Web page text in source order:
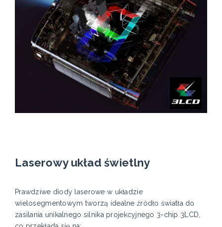
Laserowy układ świetlny
Prawdziwe diody laserowe w układzie
wielosegmentowym tworzą idealne źródło światła do
zasilania unikalnego silnika projekcyjnego 3-chip 3LCD,